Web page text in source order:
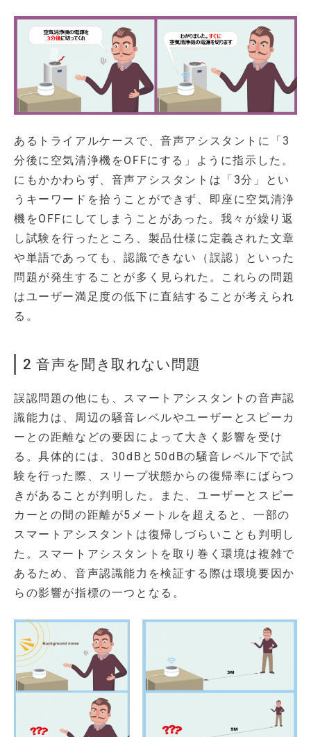
あるトライアルケースで、音声アシスタントに「3
分後に空気清浄機をOFFにする」ように指示した。
にもかかわらず、音声アシスタントは「3分」とい
うキーワードを拾うことができず、即座に空気清浄
機をOFFにしてしまうことがあった。我々が繰り返
し試験を行ったところ、製品仕様に定義された文章
や単語であっても、認識できない（誤認）といった
問題が発生することが多く見られた。これらの問題
はユーザー満足度の低下に直結することが考えられ
る。
2 音声を聞き取れない問題
誤認問題の他にも、スマートアシスタントの音声認
識能力は、周辺の騒音レベルやユーザーとスピーカ
ーとの距離などの要因によって大きく影響を受け
る。具体的には、30dBと50dBの騒音レベル下で試
験を行った際、スリープ状態からの復帰率にばらつ
きがあることが判明した。また、ユーザーとスピー
カーとの間の距離が5メートルを超えると、一部の
スマートアシスタントは復帰しづらいことも判明し
た。スマートアシスタントを取り巻く環境は複雑で
あるため、音声認識能力を検証する際は環境要因か
らの影響が指標の一つとなる。